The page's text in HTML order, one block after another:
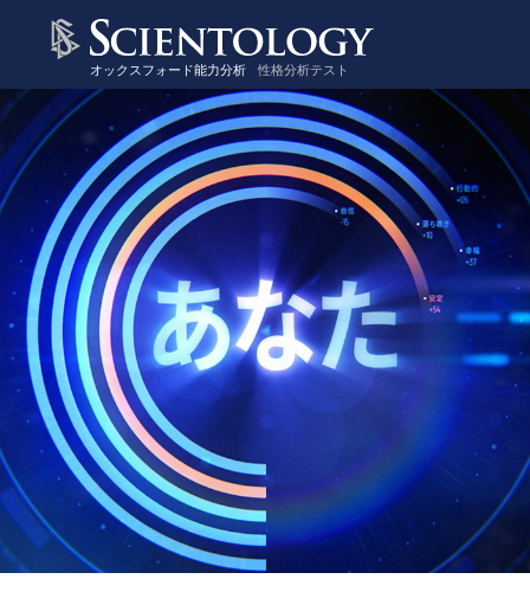
オックスフォード能力分析 性格分析テスト